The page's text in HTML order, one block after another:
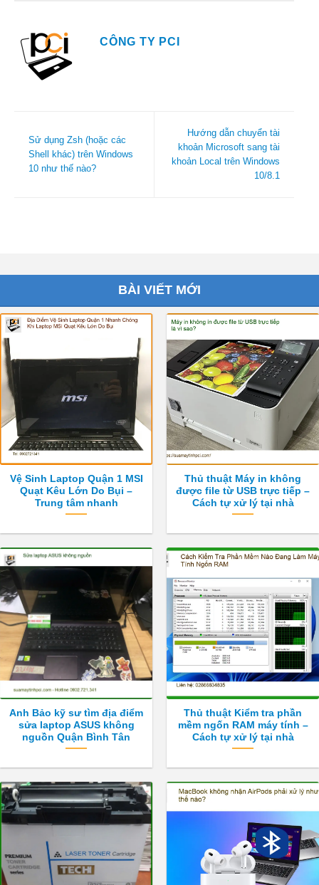
CÔNG TY PCI
Sử dụng Zsh (hoặc các
Shell khác) trên Windows
10 như thế nào?
Hướng dẫn chuyển tài
khoản Microsoft sang tài
khoản Local trên Windows
10/8.1
BÀI VIẾT MỚI
Vệ Sinh Laptop Quận 1 MSI
Quạt Kêu Lớn Do Bụi –
Trung tâm nhanh
Thủ thuật Máy in không
được file từ USB trực tiếp –
Cách tự xử lý tại nhà
Anh Bảo kỹ sư tìm địa điểm
sửa laptop ASUS không
nguồn Quận Bình Tân
Thủ thuật Kiểm tra phần
mềm ngốn RAM máy tính –
Cách tự xử lý tại nhà